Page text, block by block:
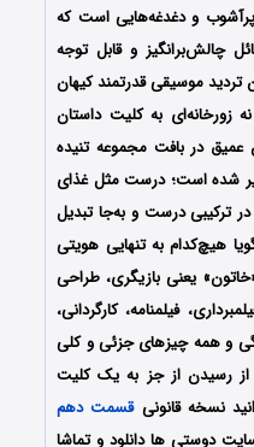
و دغدغه‌هایی است که
چالش‌برانگیز و قابل توجه
موسیقی قدرتمند کیهان
به کلیت داستان
در بافت مجموعه تنیده
شده است؛ درست مثل غذای
ترکیبی درست و به‌جا تبدیل
هیچ‌کدام به تنهایی هویتی
یعنی بازیگری، طراحی
فیلمنامه، کارگردانی،
و همه چیزهای جزئی و کلی
از رسیدن از جز به یک کلیت
نسخه قانونیقسمت دهم
دوستی ها دانلود و تماشا